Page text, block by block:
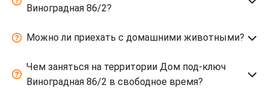
Виноградная 86/2?
Можно ли приехать с домашними животными?
Чем заняться на территории Дом под-ключ
Виноградная 86/2 в свободное время?